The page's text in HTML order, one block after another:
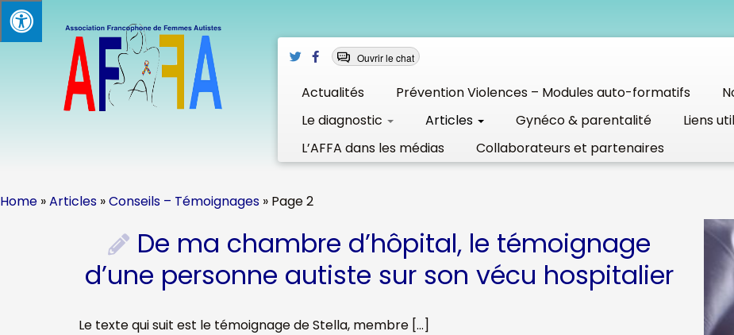
Skip
to
Ouvrir le chat
Actualités Prévention Violences – Modules auto-formatifs
Le diagnostic
Articles Gynéco & parentalité Liens
L’AFFA dans les médias
Collaborateurs et partenaires
Home »Articles »Conseils – Témoignages » Page 2
De ma chambre d’hôpital, le témoignage
d’une personne autiste sur son vécu hospitalier
Le texte qui suit est le témoignage de Stella, membre […]